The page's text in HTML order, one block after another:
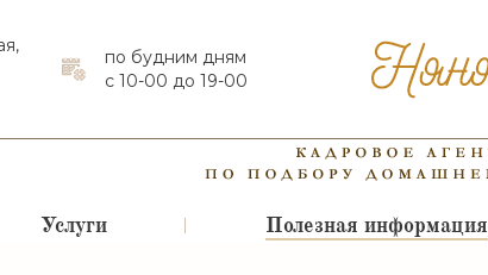
по будним дням
с 10-00 до 19-00
Услуги Полезная информация